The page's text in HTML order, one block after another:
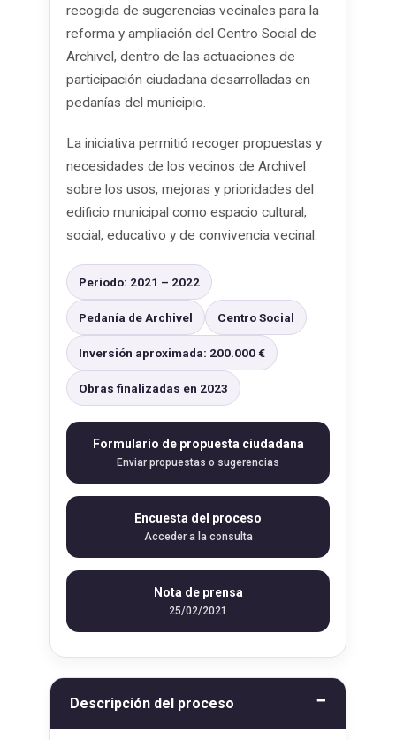
recogida de sugerencias vecinales para la
reforma y ampliación del Centro Social de
Archivel, dentro de las actuaciones de
participación ciudadana desarrolladas en
pedanías del municipio.
La iniciativa permitió recoger propuestas y
necesidades de los vecinos de Archivel
sobre los usos, mejoras y prioridades del
edificio municipal como espacio cultural,
social, educativo y de convivencia vecinal.
Periodo: 2021 – 2022
Pedanía de Archivel Centro Social
Inversión aproximada: 200.000 €
Obras finalizadas en 2023
Formulario de propuesta ciudadana
Enviar propuestas o sugerencias
Encuesta del proceso
Acceder a la consulta
Nota de prensa
25/02/2021
Descripción del proceso